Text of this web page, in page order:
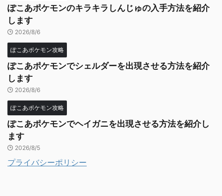
ぽこあポケモンのキラキラしんじゅの入手方法を紹介
します
2026/8/6
ぽこあポケモン攻略
ぽこあポケモンでシェルダーを出現させる方法を紹介
します
2026/8/6
ぽこあポケモン攻略
ぽこあポケモンでヘイガニを出現させる方法を紹介し
ます
2026/8/5
プライバシーポリシー